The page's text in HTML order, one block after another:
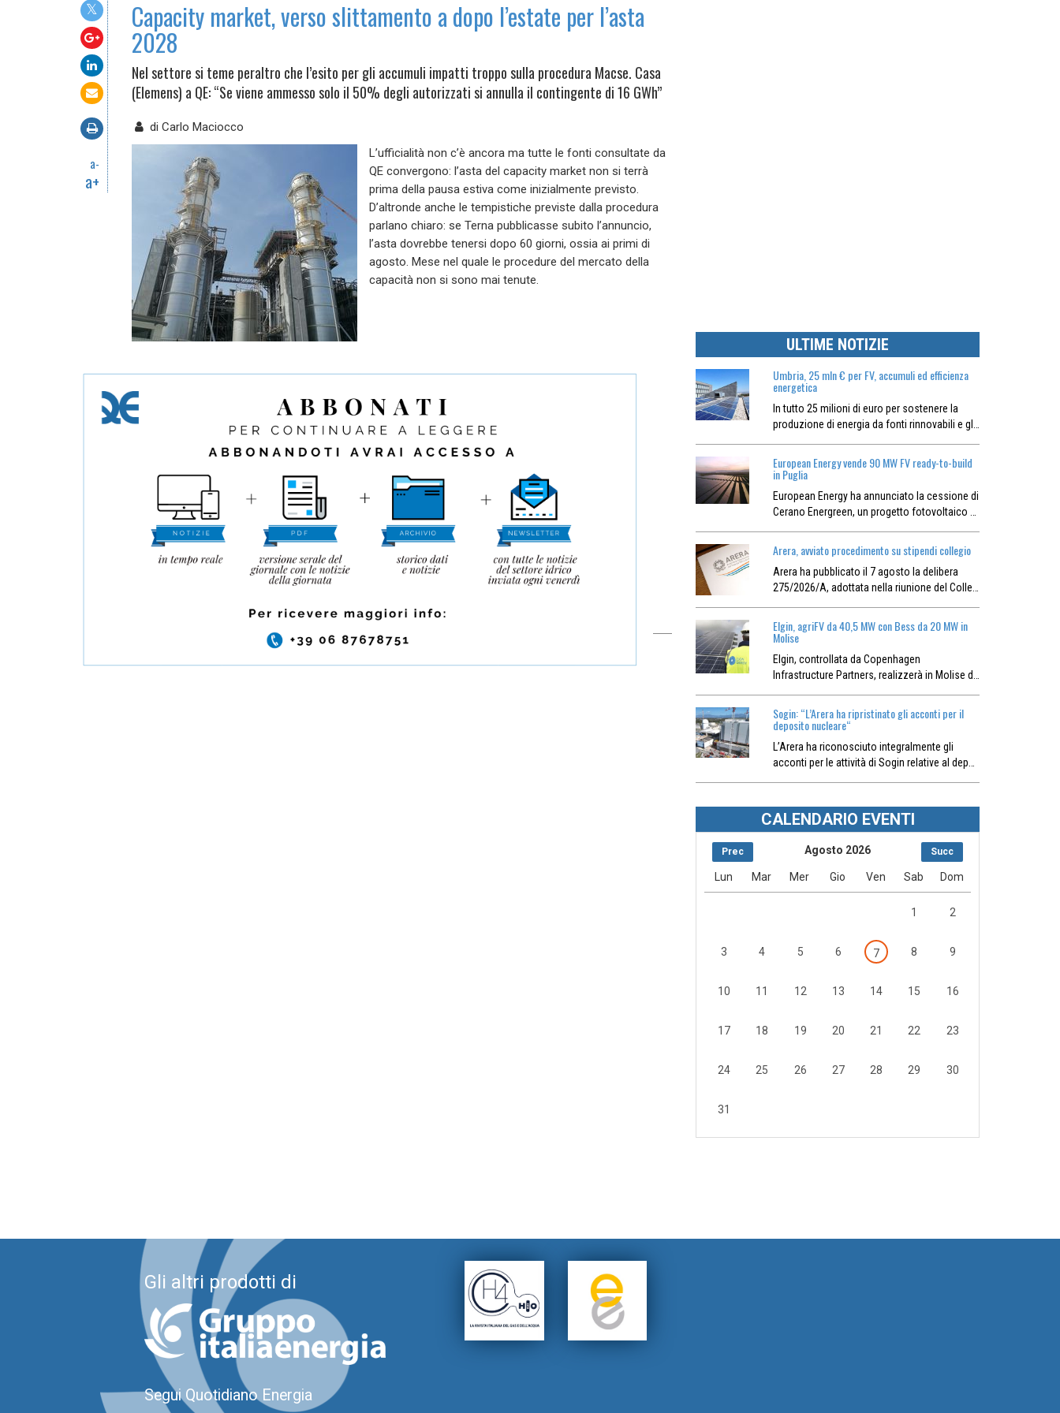
a-
a+
Capacity market, verso slittamento a dopo l’estate per l’asta
2028
Nel settore si teme peraltro che l’esito per gli accumuli impatti troppo sulla procedura Macse. Casa
(Elemens) a QE: “Se viene ammesso solo il 50% degli autorizzati si annulla il contingente di 16 GWh”
diCarlo Maciocco
L’ufficialità non c’è ancora ma tutte le fonti consultate da
QE convergono: l’asta del capacity market non si terrà
prima della pausa estiva come inizialmente previsto.
D’altronde anche le tempistiche previste dalla procedura
parlano chiaro: se Terna pubblicasse subito l’annuncio,
l’asta dovrebbe tenersi dopo 60 giorni, ossia ai primi di
agosto. Mese nel quale le procedure del mercato della
capacità non si sono mai tenute.
ULTIME NOTIZIE
Umbria, 25 mln € per FV, accumuli ed efficienza
energetica
In tutto 25 milioni di euro per sostenere la
produzione di energia da fonti rinnovabili e gl…
European Energy vende 90 MW FV ready-to-build
in Puglia
European Energy ha annunciato la cessione di
Cerano Energreen, un progetto fotovoltaico …
Arera, avviato procedimento su stipendi collegio
Arera ha pubblicato il 7 agosto la delibera
275/2026/A, adottata nella riunione del Colle…
Elgin, agriFV da 40,5 MW con Bess da 20 MW in
Molise
Elgin, controllata da Copenhagen
Infrastructure Partners, realizzerà in Molise d…
Sogin: “L’Arera ha ripristinato gli acconti per il
deposito nucleare“
L’Arera ha riconosciuto integralmente gli
acconti per le attività di Sogin relative al dep…
CALENDARIO EVENTI
Prec Succ
Agosto 2026
Lun Mar Mer Gio Ven Sab Dom
1 2
3 4 5 6 7 8 9
10 11 12 13 14 15 16
17 18 19 20 21 22 23
24 25 26 27 28 29 30
31
Gli altri prodotti di
Segui Quotidiano Energia